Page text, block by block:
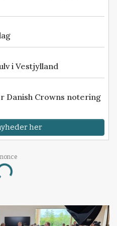
i Vestjylland
Danish Crowns notering
her